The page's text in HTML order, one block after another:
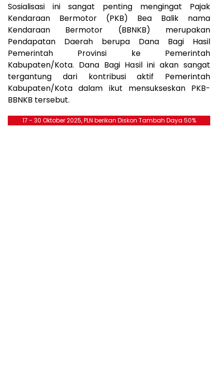
Sosialisasi ini sangat penting mengingat Pajak
Kendaraan Bermotor (PKB) Bea Balik nama
Kendaraan Bermotor (BBNKB) merupakan
Pendapatan Daerah berupa Dana Bagi Hasil
Pemerintah Provinsi ke Pemerintah
Kabupaten/Kota. Dana Bagi Hasil ini akan sangat
tergantung dari kontribusi aktif Pemerintah
Kabupaten/Kota dalam ikut mensukseskan PKB-
BBNKB tersebut.
17 - 30 Oktober 2025, PLN berikan Diskon Tambah Daya 50%